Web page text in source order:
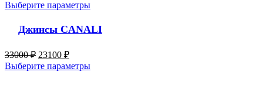
Выберите параметры
Джинсы CANALI
33000₽ 23100 ₽
Выберите параметры